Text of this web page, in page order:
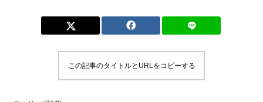
この記事のタイトルとURLをコピーする